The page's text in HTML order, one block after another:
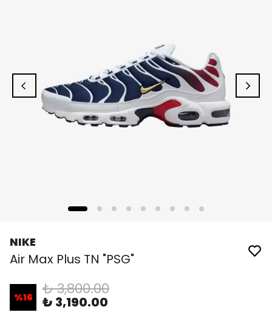
NIKE
Air Max Plus TN "PSG"
%16 ₺ 3,800.00
₺ 3,190.00